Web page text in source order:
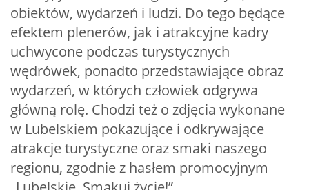
obiektów, wydarzeń i ludzi. Do tego będące
efektem plenerów, jak i atrakcyjne kadry
uchwycone podczas turystycznych
wędrówek, ponadto przedstawiające obraz
wydarzeń, w których człowiek odgrywa
główną rolę. Chodzi też o zdjęcia wykonane
w Lubelskiem pokazujące i odkrywające
atrakcje turystyczne oraz smaki naszego
regionu, zgodnie z hasłem promocyjnym